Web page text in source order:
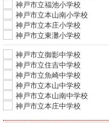
神戸市立福池小学校
神戸市立本山南小学校
神戸市立本庄小学校
神戸市立東灘小学校
神戸市立御影中学校
神戸市立住吉中学校
神戸市立魚崎中学校
神戸市立本山中学校
神戸市立本山南中学校
神戸市立本庄中学校